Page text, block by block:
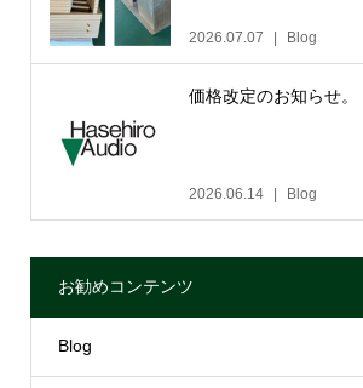
2026.07.07 Blog
価格改定のお知らせ。
2026.06.14 Blog
お勧めコンテンツ
Blog